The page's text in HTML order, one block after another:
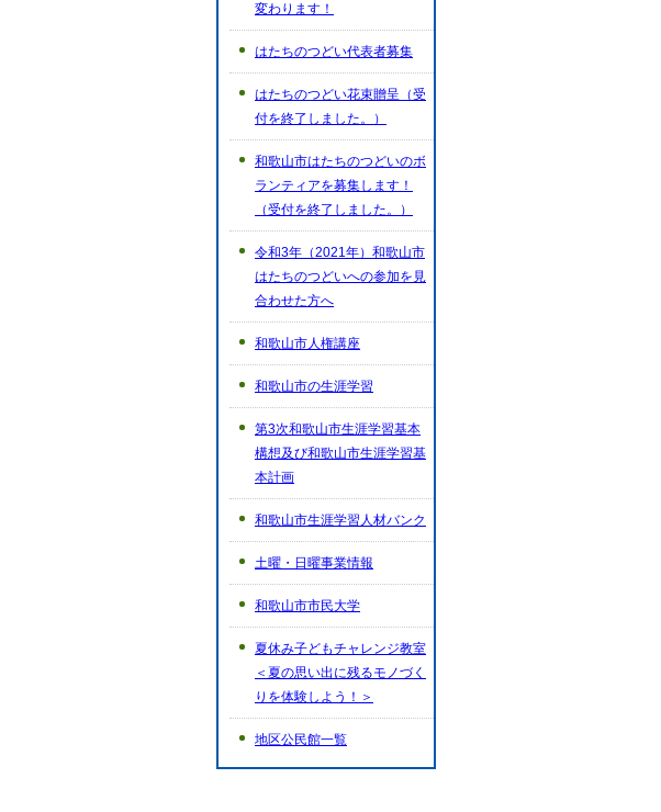
変わります！
はたちのつどい代表者募集
はたちのつどい花束贈呈（受
付を終了しました。）
和歌山市はたちのつどいのボ
ランティアを募集します！
（受付を終了しました。）
令和3年（2021年）和歌山市
はたちのつどいへの参加を見
合わせた方へ
和歌山市人権講座
和歌山市の生涯学習
第3次和歌山市生涯学習基本
構想及び和歌山市生涯学習基
本計画
和歌山市生涯学習人材バンク
土曜・日曜事業情報
和歌山市市民大学
夏休み子どもチャレンジ教室
＜夏の思い出に残るモノづく
りを体験しよう！＞
地区公民館一覧